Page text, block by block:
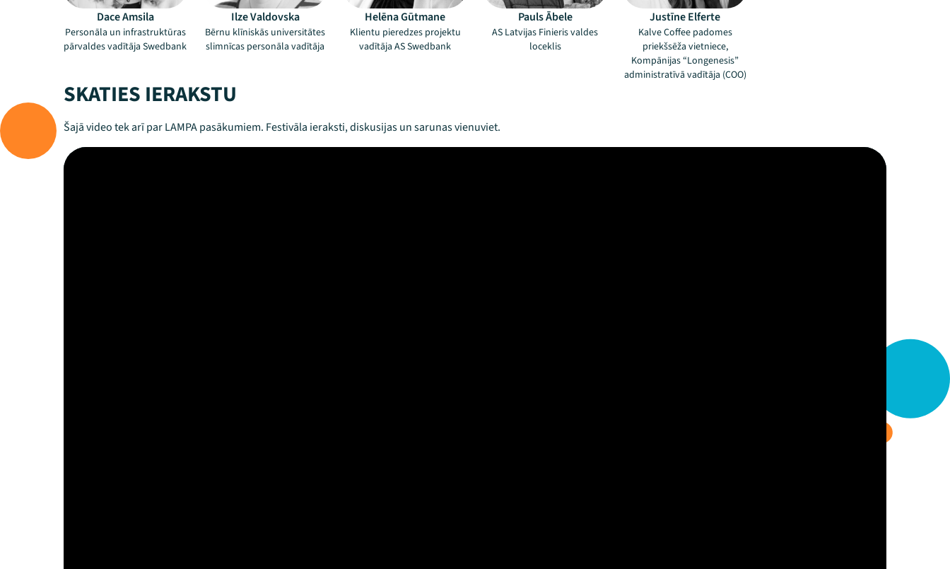
Dace Amsila
Personāla un infrastruktūras
pārvaldes vadītāja Swedbank
Ilze Valdovska
Bērnu klīniskās universitātes
slimnīcas personāla vadītāja
Helēna Gūtmane
Klientu pieredzes projektu
vadītāja AS Swedbank
Pauls Ābele
AS Latvijas Finieris valdes
loceklis
Justīne Elferte
Kalve Coffee padomes
priekšsēža vietniece,
Kompānijas “Longenesis”
administratīvā vadītāja (COO)
SKATIES IERAKSTU
Šajā video tek arī par LAMPA pasākumiem. Festivāla ieraksti, diskusijas un sarunas vienuviet.